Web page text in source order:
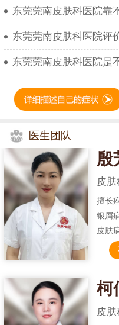
东莞莞南皮肤科医院靠
东莞莞南皮肤科医院评
东莞莞南皮肤科医院是
医生团队
殷
皮
擅长
银屑
皮肤
柯
皮